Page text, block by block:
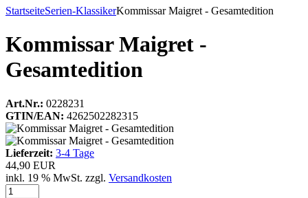
StartseiteSerien-KlassikerKommissar Maigret - Gesamtedition
Kommissar Maigret -
Gesamtedition
Art.Nr.: 0228231
GTIN/EAN: 4262502282315
Lieferzeit: 3-4 Tage
44,90 EUR
inkl. 19 % MwSt. zzgl. Versandkosten